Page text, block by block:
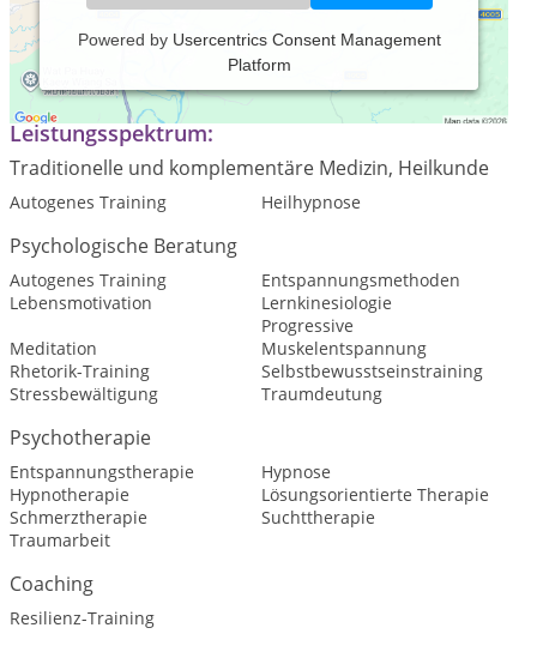
Powered by Usercentrics Consent Management
Platform
Praxis für Hypnose, Entspannungs- und Gesprächstherapie
Leistungsspektrum:
Traditionelle und komplementäre Medizin, Heilkunde
Autogenes Training Heilhypnose
Psychologische Beratung
Autogenes Training
Entspannungsmethoden
Lebensmotivation
Lernkinesiologie
Meditation
Progressive
Muskelentspannung
Rhetorik-Training
Selbstbewusstseinstraining
Stressbewältigung
Traumdeutung
Psychotherapie
Entspannungstherapie
Hypnose
Hypnotherapie
Lösungsorientierte Therapie
Schmerztherapie
Suchttherapie
Traumarbeit
Coaching
Resilienz-Training